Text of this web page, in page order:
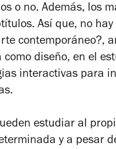
o no. Además, los
Así que, no
contemporáneo?,
diseño, en el
interactivas para
estudiar al
y a pesar